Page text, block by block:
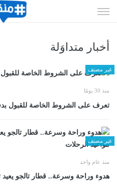
الى
أخبار متداوَلة
غير مصنف
منذ 30 يومًا
تعرف على الشروط الخاصة للقبول
غير مصنف
منذ عام واحد
هدوء وراحة وسرعة.. قطار تالجو